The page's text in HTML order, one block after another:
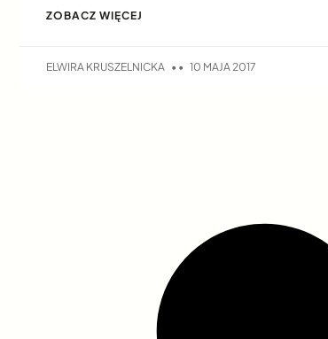
ZOBACZ WIĘCEJ
ELWIRA KRUSZELNICKA 10 MAJA 2017